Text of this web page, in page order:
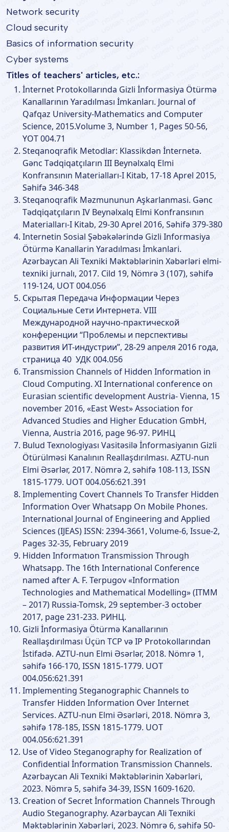
Network security
Cloud security
Basics of information security
Cyber ​​systems
Titles of teachers' articles, etc.:
İnternet Protokollarında Gizli İnformasiya Ötürmə
Kanallarının Yaradılması İmkanları. Journal of
Qafqaz University-Mathematics and Computer
Science, 2015.Volume 3, Number 1, Pages 50-56,
YOT 004.71
Steqanoqrafik Metodlar: Klassikdən İnternetə.
Gənc Tədqiqatçıların III Beynəlxalq Elmi
Konfransının Materialları-I Kitab, 17-18 Aprel 2015,
Səhifə 346-348
Steqanoqrafik Məzmununun Aşkarlanmasi. Gənc
Tədqiqatçıların IV Beynəlxalq Elmi Konfransının
Materialları-I Kitab, 29-30 Aprel 2016, Səhifə 379-380
Internetin Sosial Şəbəkələrində Gizli Informasiya
Ötürmə Kanallarin Yaradılması İmkanlari.
Azərbaycan Ali Texniki Məktəblərinin Xəbərləri elmi-
texniki jurnalı, 2017. Cild 19, Nömrə 3 (107), səhifə
119-124, UOT 004.056
Скрытая Передача Информации Через
Социальные Сети Интернета. VIII
Международной научно-практической
конференции “Проблемы и перспективы
развития ИТ-индустрии”, 28-29 апреля 2016 года,
страница 40 УДК 004.056
Transmission Channels of Hidden Information in
Cloud Computing. XI International conference on
Eurasian scientific development Austria- Vienna, 15
november 2016, «East West» Association for
Advanced Studies and Higher Education GmbH,
Vienna, Austria 2016, page 96-97. РИНЦ
Bulud Texnologiyası Vasitəsilə İnformasiyanın Gizli
Ötürülməsi Kanalının Reallaşdırılması. AZTU-nun
Elmi Əsərlər, 2017. Nömrə 2, səhifə 108-113, ISSN
1815-1779. UOT 004.056:621.391
Implementing Covert Channels To Transfer Hidden
Information Over Whatsapp On Mobile Phones.
International Journal of Engineering and Applied
Sciences (IJEAS) ISSN: 2394-3661, Volume-6, Issue-2,
Pages 32-35, February 2019
Hidden Informatıon Transmission Through
Whatsapp. The 16th International Conference
named after A. F. Terpugov «Information
Technologies and Mathematical Modelling» (IТММ
– 2017) Russia-Tomsk, 29 september-3 october
2017, page 231-233. РИНЦ.
Gizli İnformasiya Ötürmə Kanallarının
Reallaşdırılması Üçün TCP və IP Protokollarından
İstifadə. AZTU-nun Elmi Əsərlər, 2018. Nömrə 1,
səhifə 166-170, ISSN 1815-1779. UOT
004.056:621.391
Implementing Steganographic Channels to
Transfer Hidden Information Over Internet
Services. AZTU-nun Elmi Əsərləri, 2018. Nömrə 3,
səhifə 178-185, ISSN 1815-1779. UOT
004.056:621.391
Use of Video Steganography for Realization of
Confidential İnformation Transmission Channels.
Azərbaycan Ali Texniki Məktəblərinin Xəbərləri,
2023. Nömrə 5, səhifə 34-39, ISSN 1609-1620.
Creation of Secret İnformation Channels Through
Audio Steganography. Azərbaycan Ali Texniki
Məktəblərinin Xəbərləri, 2023. Nömrə 6, səhifə 50-